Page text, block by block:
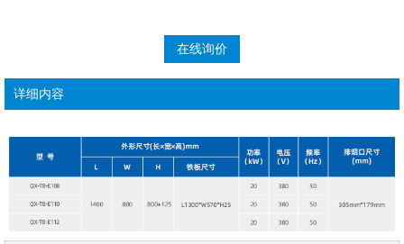
在线询价
详细内容